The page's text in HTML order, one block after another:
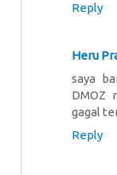
Reply
Heru
saya
DMOZ
gagal
Reply